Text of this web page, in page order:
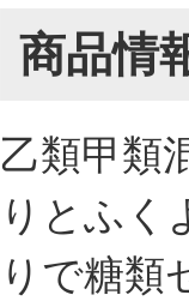
商品情
乙類甲類
りとふく
りで糖類